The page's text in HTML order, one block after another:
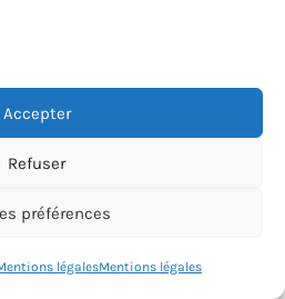
Accepter
Refuser
préférences
légalesMentions légales
Professionnelle). C’est
Reproduisant en
elle se spécialise dans un
crayon, aquarelle, huile ou
qui vont soutenir son
qu’elle veut « tout confort et
requis pour s’inscrire sont